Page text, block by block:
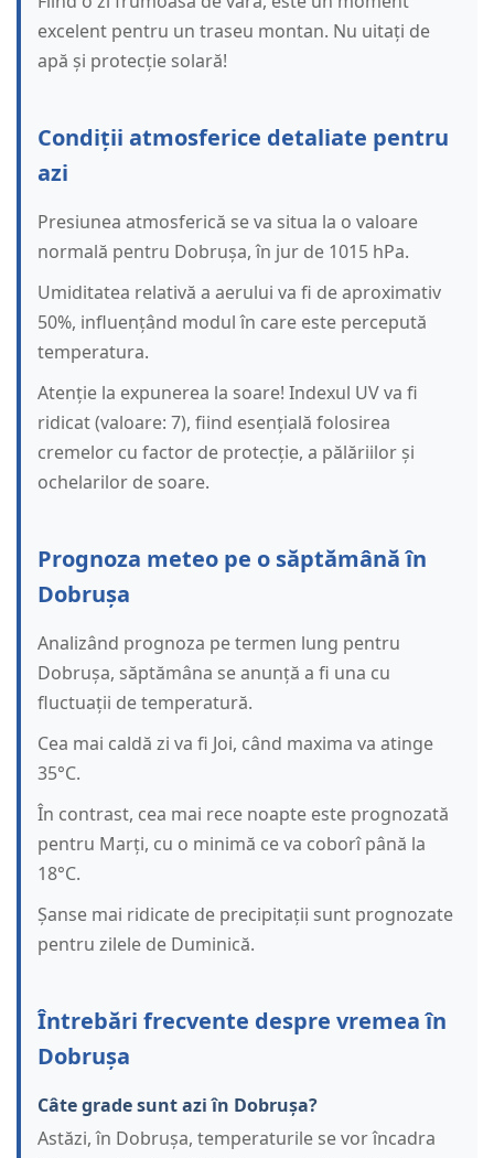
excelent pentru un traseu montan. Nu uitați de
apă și protecție solară!
Condiții atmosferice detaliate pentru
azi
Presiunea atmosferică se va situa la o valoare
normală pentru Dobrușa, în jur de 1015 hPa.
Umiditatea relativă a aerului va fi de aproximativ
50%, influențând modul în care este percepută
temperatura.
Atenție la expunerea la soare! Indexul UV va fi
ridicat (valoare: 7), fiind esențială folosirea
cremelor cu factor de protecție, a pălăriilor și
ochelarilor de soare.
Prognoza meteo pe o săptămână în
Dobrușa
Analizând prognoza pe termen lung pentru
Dobrușa, săptămâna se anunță a fi una cu
fluctuații de temperatură.
Cea mai caldă zi va fi Joi, când maxima va atinge
35°C.
În contrast, cea mai rece noapte este prognozată
pentru Marți, cu o minimă ce va coborî până la
18°C.
Șanse mai ridicate de precipitații sunt prognozate
pentru zilele de Duminică.
Întrebări frecvente despre vremea în
Dobrușa
Câte grade sunt azi în Dobrușa?
Astăzi, în Dobrușa, temperaturile se vor încadra